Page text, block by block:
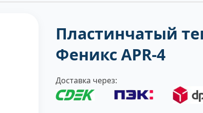
Пластинчатый
Феникс APR-4
Доставка через: